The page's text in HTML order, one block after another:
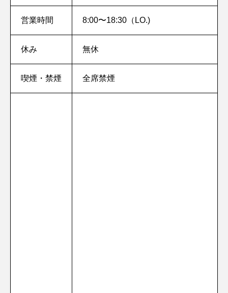
営業時間 8:00〜18:30（LO.)
休み 無休
喫煙・禁煙 全席禁煙